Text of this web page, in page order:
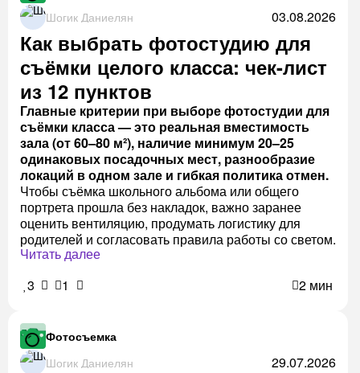
Шогик Даниелян
03.08.2026
Как выбрать фотостудию для
съёмки целого класса: чек-лист
из 12 пунктов
Главные критерии при выборе фотостудии для
съёмки класса — это реальная вместимость
зала (от 60–80 м²), наличие минимум 20–25
одинаковых посадочных мест, разнообразие
локаций в одном зале и гибкая политика отмен.
Чтобы съёмка школьного альбома или общего
портрета прошла без накладок, важно заранее
оценить вентиляцию, продумать логистику для
родителей и согласовать правила работы со светом.
Читать далее
3
1 2 мин
Фотосъемка
Шогик Даниелян
29.07.2026